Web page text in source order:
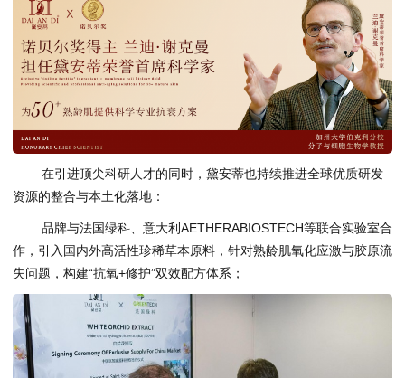
在引进顶尖科研人才的同时，黛安蒂也持续推进全球优质研发
资源的整合与本土化落地：
品牌与法国绿科、意大利AETHERABIOSTECH等联合实验室合
作，引入国内外高活性珍稀草本原料，针对熟龄肌氧化应激与胶原流
失问题，构建“抗氧+修护”双效配方体系；